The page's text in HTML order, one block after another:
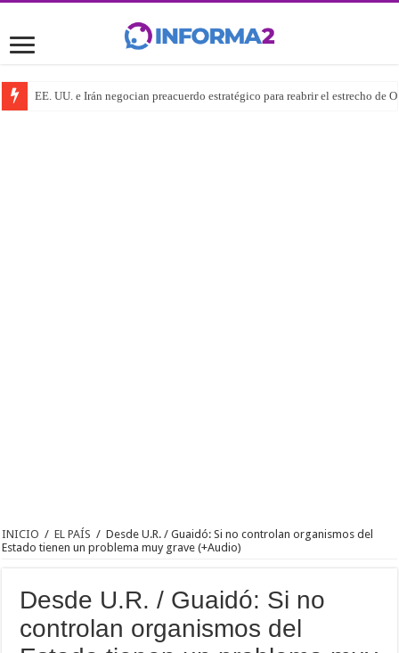
EE. UU. e Irán negocian preacuerdo estratégico para reabrir el estrecho de
INICIO / EL PAÍS / Desde U.R. / Guaidó: Si no controlan organismos del
Estado tienen un problema muy grave (+Audio)
Desde U.R. / Guaidó: Si no
controlan organismos del